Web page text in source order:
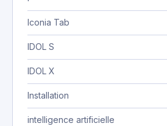
Iconia Tab
IDOL S
IDOL X
Installation
intelligence artificielle